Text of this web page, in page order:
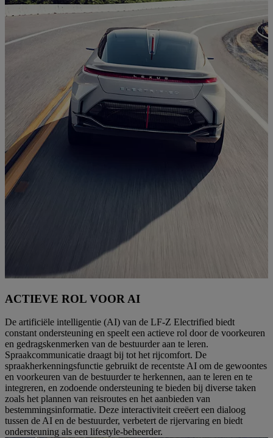
ACTIEVE ROL VOOR AI
De artificiële intelligentie (AI) van de LF-Z Electrified biedt
constant ondersteuning en speelt een actieve rol door de voorkeuren
en gedragskenmerken van de bestuurder aan te leren.
Spraakcommunicatie draagt bij tot het rijcomfort. De
spraakherkenningsfunctie gebruikt de recentste AI om de gewoontes
en voorkeuren van de bestuurder te herkennen, aan te leren en te
integreren, en zodoende ondersteuning te bieden bij diverse taken
zoals het plannen van reisroutes en het aanbieden van
bestemmingsinformatie. Deze interactiviteit creëert een dialoog
tussen de AI en de bestuurder, verbetert de rijervaring en biedt
ondersteuning als een lifestyle-beheerder.